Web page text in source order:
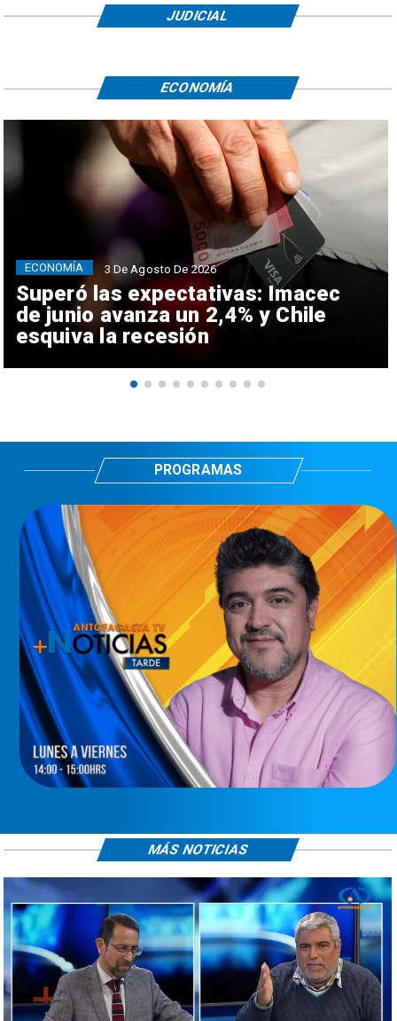
JUDICIAL
Superó las expectativas: Imacec
de junio avanza un 2,4% y Chile
esquiva la recesión
ECONOMÍA 3 De Agosto De 2026
ECONOMÍA
PROGRAMAS
MÁS NOTICIAS